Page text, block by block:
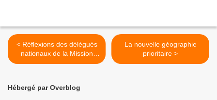
< Réflexions des délégués
nationaux de la Mission
Ouvrière (novembre 2014)
La nouvelle géographie
prioritaire >
Hébergé par Overblog